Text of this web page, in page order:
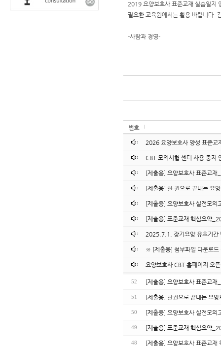
2019 요양보호사 표준교재 실습일지
필요한 교육원에서는 활용 바랍니다.
-사람과 경영-
번호
2026 요양보호사 양성 표준교
CBT 모의시험 센터 사용 중
[제출용] 요양보호사 표준교재
[제출용] 한 권으로 끝내는 요
[제출용] 요양보호사 실전모의
[제출용] 표준교재 핵심요약
2025.7.1. 장기요양 유효기간
※ [제출용] 첨부파일 다운로
요양보호사 CBT 홈페이지 오픈
52 [제출용] 요양보호사 표준교재
51 [제출용] 한권으로 끝내는 요
50 [제출용] 요양보호사 실전모의
49 [제출용] 표준교재 핵심요약
48 [제출용] 요양보호사 표준교재